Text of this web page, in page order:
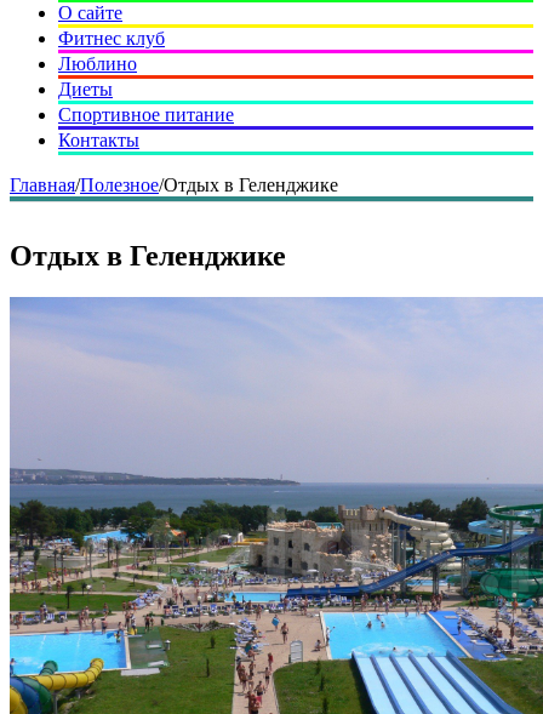
О сайте
Фитнес клуб
Люблино
Диеты
Спортивное питание
Контакты
Главная/Полезное/Отдых в Геленджике
Отдых в Геленджике